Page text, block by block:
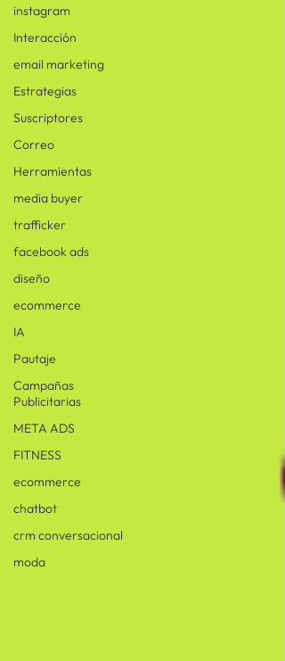
instagram
Interacción
email marketing
Estrategias
Suscriptores
Correo
Herramientas
media buyer
trafficker
facebook ads
diseño
ecommerce
IA
Pautaje
Campañas
Publicitarias
META ADS
FITNESS
ecommerce
chatbot
crm conversacional
moda